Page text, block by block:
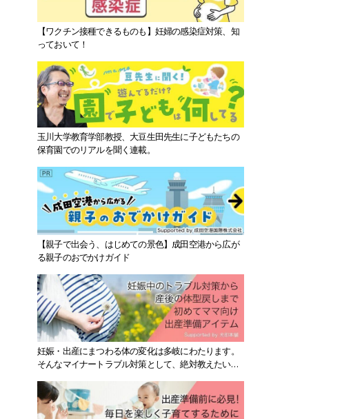
【ワクチン接種できるものも】妊婦の感染症対策、知
っておいて！
玉川大学教育学部教授、大豆生田先生に子どもたちの
保育園でのリアルを聞く連載。
【親子で出会う、はじめての景色】成田空港から広が
る親子のおでかけガイド
妊娠・出産にまつわる体の変化は多岐にわたります。
そんなマイナートラブル対策として、絶対教えたい！